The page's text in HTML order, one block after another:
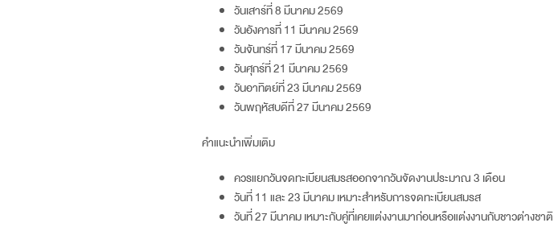
วันเสาร์ที่ 8 มีนาคม2569
วันอังคารที่ 11 มีนาคม2569
วันจันทร์ที่ 17 มีนาคม2569
วันศุกร์ที่ 21 มีนาคม2569
วันอาทิตย์ที่ 23 มีนาคม2569
วันพฤหัสบดีที่ 27 มีนาคม2569
คำแนะนำเพิ่มเติม
ควรแยกวันจดทะเบียนสมรสออกจากวันจัดงานประมาณ 3 เดือน
วันที่ 11 และ 23 มีนาคม เหมาะสำหรับการจดทะเบียนสมรส
วันที่ 27 มีนาคม เหมาะกับคู่ที่เคยแต่งงานมาก่อนหรือแต่งงานกับชาวต่างชาติ